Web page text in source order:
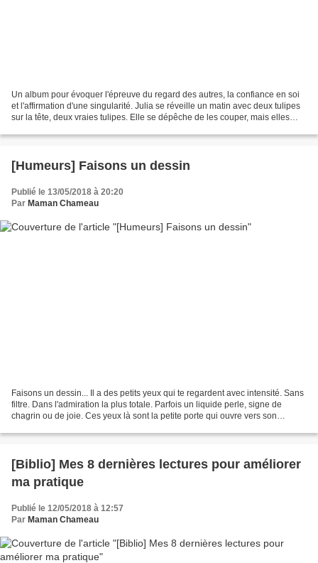
Un album pour évoquer l'épreuve du regard des autres, la confiance en soi
et l'affirmation d'une singularité. Julia se réveille un matin avec deux tulipes
sur la tête, deux vraies tulipes. Elle se dépêche de les couper, mais elles
[Humeurs] Faisons un dessin
Publié le 13/05/2018 à 20:20
Par Maman Chameau
Faisons un dessin... Il a des petits yeux qui te regardent avec intensité. Sans
filtre. Dans l'admiration la plus totale. Parfois un liquide perle, signe de
chagrin ou de joie. Ces yeux là sont la petite porte qui ouvre vers son
[Biblio] Mes 8 dernières lectures pour améliorer
ma pratique
Publié le 12/05/2018 à 12:57
Par Maman Chameau